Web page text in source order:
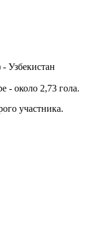
Узбекистан
- около 2,73 гола.
участника.